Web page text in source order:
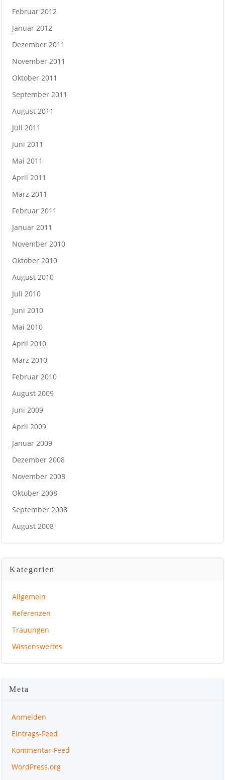
Februar 2012
Januar 2012
Dezember 2011
November 2011
Oktober 2011
September 2011
August 2011
Juli 2011
Juni 2011
Mai 2011
April 2011
März 2011
Februar 2011
Januar 2011
November 2010
Oktober 2010
August 2010
Juli 2010
Juni 2010
Mai 2010
April 2010
März 2010
Februar 2010
August 2009
Juni 2009
April 2009
Januar 2009
Dezember 2008
November 2008
Oktober 2008
September 2008
August 2008
Kategorien
Allgemein
Referenzen
Trauungen
Wissenswertes
Meta
Anmelden
Eintrags-Feed
Kommentar-Feed
WordPress.org